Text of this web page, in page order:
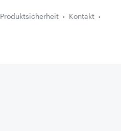
Produktsicherheit
Kontakt